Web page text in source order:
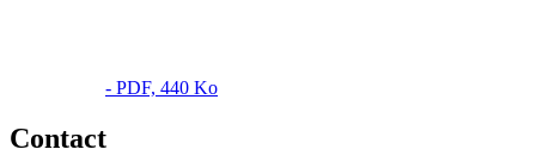
- PDF, 440 Ko
Contact